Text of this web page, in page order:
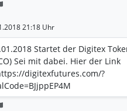
21:18 Uhr
Startet der Digitex
Sei mit dabei. Hier der Link
digitexfutures.com/?